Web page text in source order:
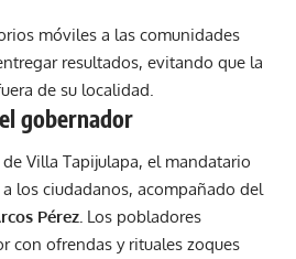
móviles a las comunidades
resultados, evitando que la
de su localidad.
gobernador
Villa Tapijulapa, el mandatario
los ciudadanos, acompañado del
Pérez. Los pobladores
con ofrendas y rituales zoques